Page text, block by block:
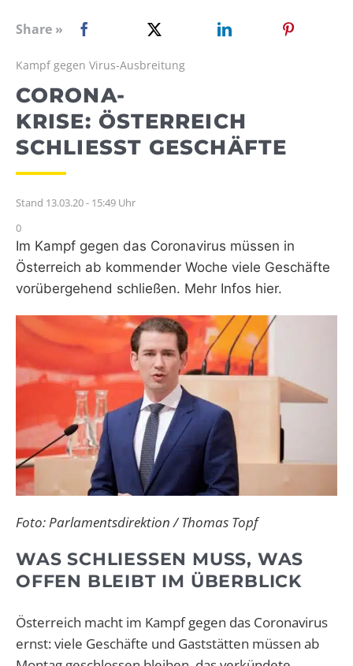
WEBRADIO
Share »
Kampf gegen Virus-Ausbreitung
CORONA-
KRISE: ÖSTERREICH
SCHLIESST GESCHÄFTE
Stand 13.03.20 - 15:49 Uhr
0
Im Kampf gegen das Coronavirus müssen in
Österreich ab kommender Woche viele Geschäfte
vorübergehend schließen. Mehr Infos hier.
Foto: Parlamentsdirektion / Thomas Topf
WAS SCHLIESSEN MUSS, WAS O
FFEN BLEIBT IM ÜBERBLICK
Österreich macht im Kampf gegen das Coronavirus
ernst: viele Geschäfte und Gaststätten müssen ab